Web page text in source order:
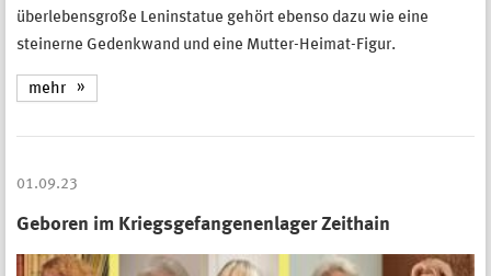
überlebensgroße Leninstatue gehört ebenso dazu wie eine
steinerne Gedenkwand und eine Mutter-Heimat-Figur.
mehr
01.09.23
Geboren im Kriegsgefangenenlager Zeithain